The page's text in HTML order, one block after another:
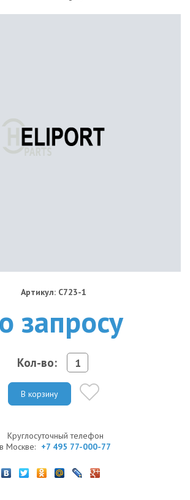
Артикул: C723-1
запросу
Кол-во:
В корзину
Круглосуточный телефон
в Москве: +7 495 77-000-77